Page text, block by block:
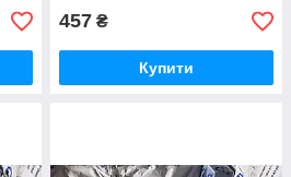
457 ₴
Купити